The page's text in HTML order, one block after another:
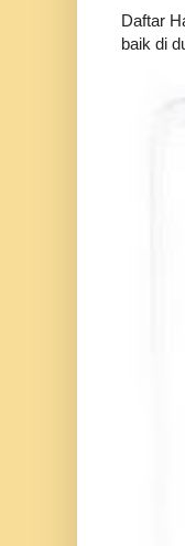
Daftar
baik di